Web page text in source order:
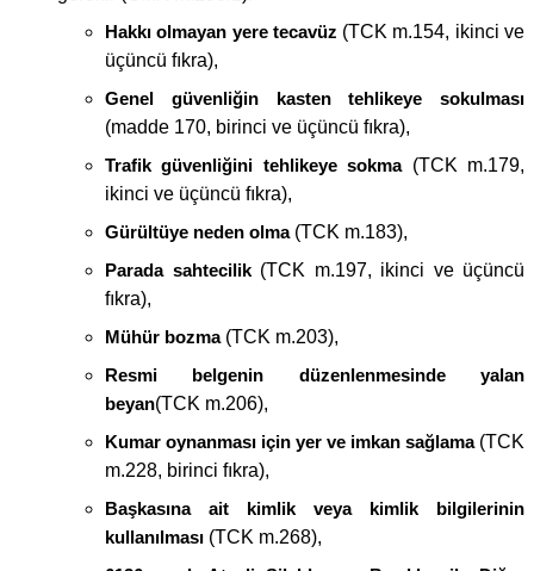
Hakkı olmayan yere tecavüz (TCK m.154, ikinci ve
üçüncü fıkra),
Genel güvenliğin kasten tehlikeye sokulması
(madde 170, birinci ve üçüncü fıkra),
Trafik güvenliğini tehlikeye sokma(TCK m.179,
ikinci ve üçüncü fıkra),
Gürültüye neden olma(TCK m.183),
Parada sahtecilik(TCK m.197, ikinci ve üçüncü
fıkra),
Mühür bozma(TCK m.203),
Resmi belgenin düzenlenmesinde yalan
beyan(TCK m.206),
Kumar oynanması için yer ve imkan sağlama(TCK
m.228, birinci fıkra),
Başkasına ait kimlik veya kimlik bilgilerinin
kullanılması (TCK m.268),